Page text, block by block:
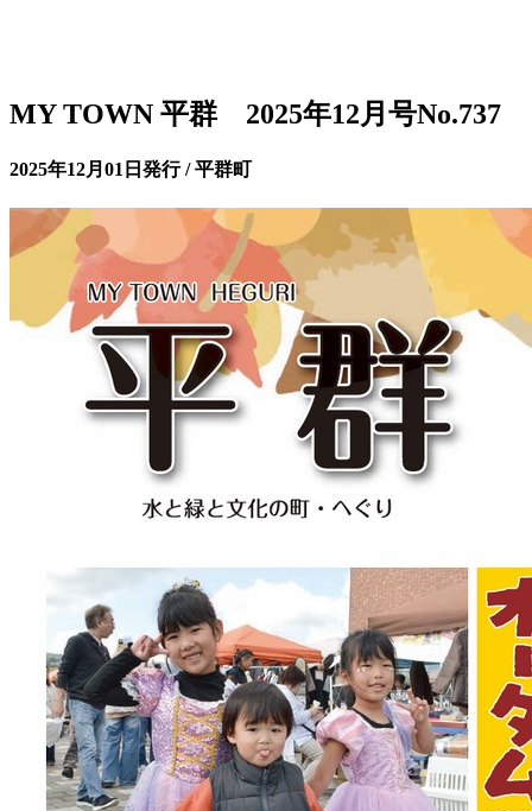
MY TOWN 平群 2025年12月号No.737
2025年12月01日発行 / 平群町